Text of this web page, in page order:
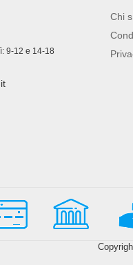
9-12 e 14-18
Chi